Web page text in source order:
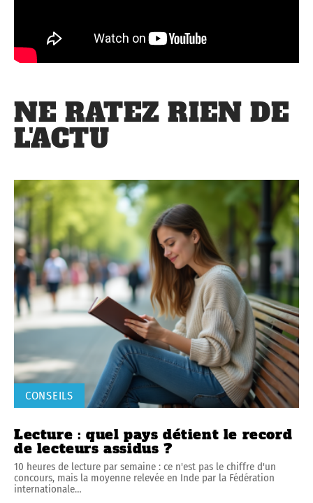
NE RATEZ RIEN DE
L'ACTU
CONSEILS
Lecture : quel pays détient le record
de lecteurs assidus ?
10 heures de lecture par semaine : ce n'est pas le chiffre d'un
concours, mais la moyenne relevée en Inde par la Fédération
internationale…